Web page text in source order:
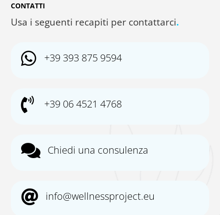
CONTATTI
Usa i seguenti recapiti per contattarci.
 +39 393 875 9594
 +39 06 4521 4768
 Chiedi una consulenza
 info@wellnessproject.eu